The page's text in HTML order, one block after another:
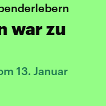
war zu
13. Januar